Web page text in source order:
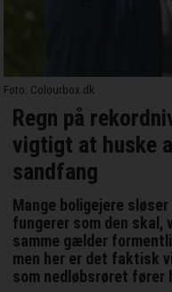
Foto: Colourbox.dk
Regn på
vigtigt at huske
sandfang
Mange boligejere
fungerer som den skal,
samme gælder
men her er det faktisk
som nedløbsrøret fører